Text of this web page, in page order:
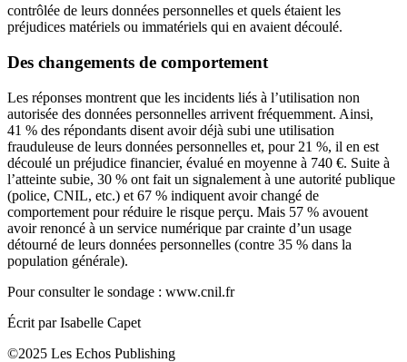
contrôlée de leurs données personnelles et quels étaient les
préjudices matériels ou immatériels qui en avaient découlé.
Des changements de comportement
Les réponses montrent que les incidents liés à l’utilisation non
autorisée des données personnelles arrivent fréquemment. Ainsi,
41 % des répondants disent avoir déjà subi une utilisation
frauduleuse de leurs données personnelles et, pour 21 %, il en est
découlé un préjudice financier, évalué en moyenne à 740 €. Suite à
l’atteinte subie, 30 % ont fait un signalement à une autorité publique
(police, CNIL, etc.) et 67 % indiquent avoir changé de
comportement pour réduire le risque perçu. Mais 57 % avouent
avoir renoncé à un service numérique par crainte d’un usage
détourné de leurs données personnelles (contre 35 % dans la
population générale).
Pour consulter le sondage : www.cnil.fr
Écrit par Isabelle Capet
©2025 Les Echos Publishing